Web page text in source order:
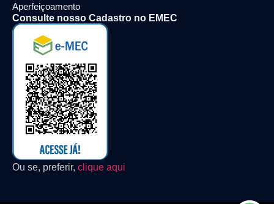
Aperfeiçoamento
Consulte nosso Cadastro no EMEC
Ou se, preferir, clique aqui